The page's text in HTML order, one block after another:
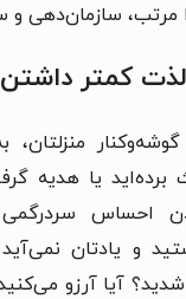
مرتب، سازمان‌دهی و
لذت کمتر داشتن
منزلتان،
برده‌اید یا هدیه
احساس سردرگمی
و یادتان
آیا آرزو